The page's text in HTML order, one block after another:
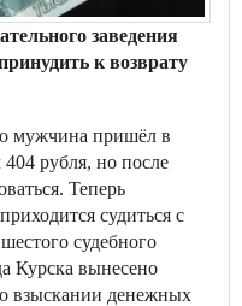
заведения
к возврату
мужчина пришёл в
рубля, но после
Теперь
судиться с
судебного
Курска вынесено
взыскании денежных